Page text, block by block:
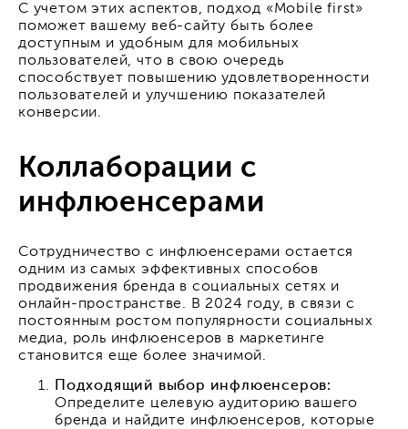
С учетом этих аспектов, подход «Mobile first»
поможет вашему веб-сайту быть более
доступным и удобным для мобильных
пользователей, что в свою очередь
способствует повышению удовлетворенности
пользователей и улучшению показателей
конверсии.
Коллаборации с
инфлюенсерами
Сотрудничество с инфлюенсерами остается
одним из самых эффективных способов
продвижения бренда в социальных сетях и
онлайн-пространстве. В 2024 году, в связи с
постоянным ростом популярности социальных
медиа, роль инфлюенсеров в маркетинге
становится еще более значимой.
Подходящий выбор инфлюенсеров:
Определите целевую аудиторию вашего
бренда и найдите инфлюенсеров, которые